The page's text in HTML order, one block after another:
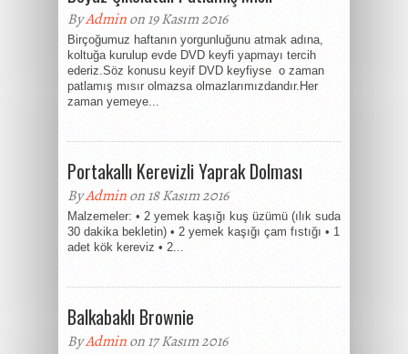
ByAdminon 19 Kasım 2016
Birçoğumuz haftanın yorgunluğunu atmak adına,
koltuğa kurulup evde DVD keyfi yapmayı tercih
ederiz.Söz konusu keyif DVD keyfiyse o zaman
patlamış mısır olmazsa olmazlarımızdandır.Her
zaman yemeye...
Portakallı Kerevizli Yaprak Dolması
ByAdminon 18 Kasım 2016
Malzemeler: • 2 yemek kaşığı kuş üzümü (ılık suda
30 dakika bekletin) • 2 yemek kaşığı çam fıstığı • 1
adet kök kereviz • 2...
Balkabaklı Brownie
ByAdminon 17 Kasım 2016